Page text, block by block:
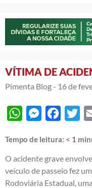
VÍTIMA DE
Pimenta Blog - 16 de
WhatsAppMessenger
Tempo de leitura: < 1
O acidente grave
veículo de passeio fez
Rodoviária Estadual,